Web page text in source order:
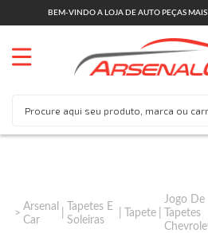
BEM-VINDO A LOJA DE AUTO PEÇAS
Arsenal
Car
Tapetes E
Soleiras
Tapete
Jogo De
Tapetes